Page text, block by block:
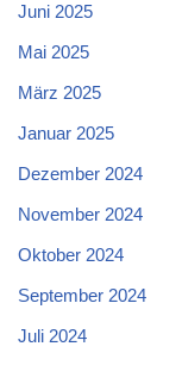
Juni 2025
Mai 2025
März 2025
Januar 2025
Dezember 2024
November 2024
Oktober 2024
September 2024
Juli 2024